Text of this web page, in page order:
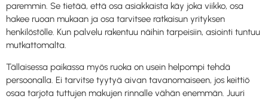
paremmin. Se tietää, että osa asiakkaista käy joka viikko, osa
hakee ruoan mukaan ja osa tarvitsee ratkaisun yrityksen
henkilöstölle. Kun palvelu rakentuu näihin tarpeisiin, asiointi tuntuu
mutkattomalta.
Tällaisessa paikassa myös ruoka on usein helpompi tehdä
persoonalla. Ei tarvitse tyytyä aivan tavanomaiseen, jos keittiö
osaa tarjota tuttujen makujen rinnalle vähän enemmän. Juuri